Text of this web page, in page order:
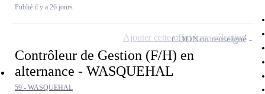
Publié il y a 26 jours
Contrôleur de Gestion (F/H) en
alternance - WASQUEHAL
59 - WASQUEHAL
CDDNon renseigné
Ajouter cette offre à ma sélection